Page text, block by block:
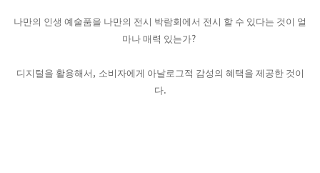
나만의 인생 예술품을 나만의 전시 박람회에서 전시 할 수 있다는 것이 얼
마나 매력 있는가?
디지털을 활용해서 , 소비자에게 아날로그적 감성의 혜택을 제공한 것이
다.